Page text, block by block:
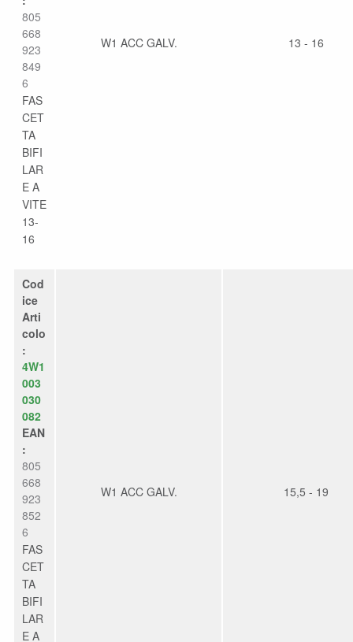
805
668
923
849
6
FAS
CET
TA
BIFI
LAR
E A
VITE
13-
16
W1 ACC GALV. 13 - 16
Cod
ice
Arti
colo
:
4W1
003
030
082
EAN
:
805
668
923
852
6
FAS
CET
TA
BIFI
LAR
E A
W1 ACC GALV. 15,5 - 19